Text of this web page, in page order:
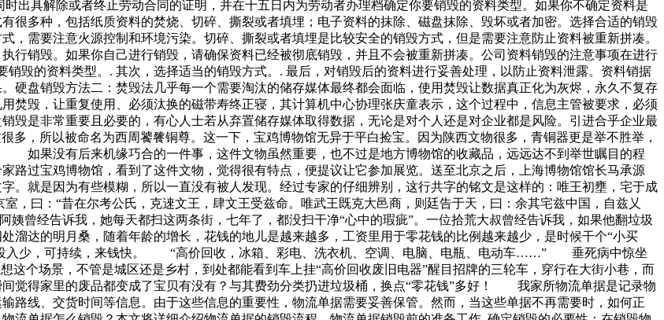
出具解除或者终止劳动合同的证明，并在十五日内为劳动者办理档确定你要销毁的资料类型。如果你不确定资料是
很多种，包括纸质资料的焚烧、切碎、撕裂或者填埋；电子资料的抹除、磁盘抹除、毁坏或者加密。选择合适的销毁
，需要注意火源控制和环境污染。切碎、撕裂或者填埋是比较安全的销毁方式，但是需要注意防止资料被重新拼凑。
行销毁。如果你自己进行销毁，请确保资料已经被彻底销毁，并且不会被重新拼凑。公司资料销毁的注意事项在进行
毁的资料类型。. 其次，选择适当的销毁方式。. 最后，对销毁后的资料进行妥善处理，以防止资料泄露。资料销据
硬盘销毁方法二：焚毁法几乎每一个需要淘汰的储存媒体最终都会面临，使用焚毁让数据真正化为灰烬，永久不复存
焚毁，让重复使用、必须汰换的磁带寿终正寝，其计算机中心协理张庆童表示，这个过程中，信息主管被要求，必须
毁是非常重要且必要的，有心人士若从弃置储存媒体取得数据，无论是对个人还是对企业都是风险。引进合乎企业最
多，所以被命名为西周饕餮铜尊。这一下，宝鸡博物馆无异于平白捡宝。因为陕西文物很多，青铜器更是举不胜举，
没有后来机缘巧合的一件事，这件文物虽然重要，也不过是地方博物馆的收藏品，远远达不到举世瞩目的程
路过宝鸡博物馆，看到了这件文物，觉得很有特点，便提议让它参加展览。送至北京之后，上海博物馆馆长马承源
。就是因为有些模糊，所以一直没有被人发现。经过专家的仔细辨别，这行共字的铭文是这样的：唯王初壅，宅于成
，曰：“昔在尔考公氏，克逨文王，肆文王受兹命。唯武王既克大邑商，则廷告于天，曰：余其宅兹中国，自兹乂
告诉我，她每天都扫这两条街，七年了，都没扫干净“心中的瑕疵”。一位拾荒大叔曾经告诉我，如果他翻垃圾
达的明月桑，随着年龄的增长，花钱的地儿是越来越多，工资里用于零花钱的比例越来越少，是时候干个“小买
入少，可持续，来钱快。 “高价回收，冰箱、彩电、洗衣机、空调、电脑、电瓶、电动车……” 垂死病中惊坐
这个场景，不管是城区还是乡村，到处都能看到车上挂“高价回收废旧电器”醒目招牌的三轮车，穿行在大街小巷，而
得家里的废品都变成了宝贝有没有？与其费劲分类扔进垃圾桶，换点“零花钱”多好！ 我家所物流单据是记录物
路线、交货时间等信息。由于这些信息的重要性，物流单据需要妥善保管。然而，当这些单据不再需要时，如何正